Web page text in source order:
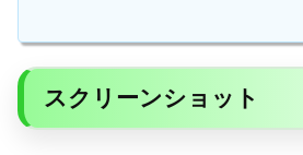
スクリーンショット